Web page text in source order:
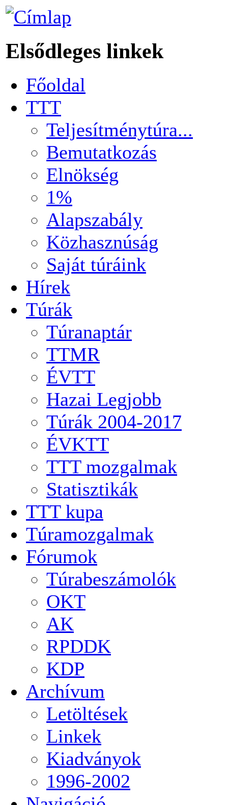
Elsődleges linkek
Főoldal
TTT
Teljesítménytúra...
Bemutatkozás
Elnökség
1%
Alapszabály
Közhasznúság
Saját túráink
Hírek
Túrák
Túranaptár
TTMR
ÉVTT
Hazai Legjobb
Túrák 2004-2017
ÉVKTT
TTT mozgalmak
Statisztikák
TTT kupa
Túramozgalmak
Fórumok
Túrabeszámolók
OKT
AK
RPDDK
KDP
Archívum
Letöltések
Linkek
Kiadványok
1996-2002